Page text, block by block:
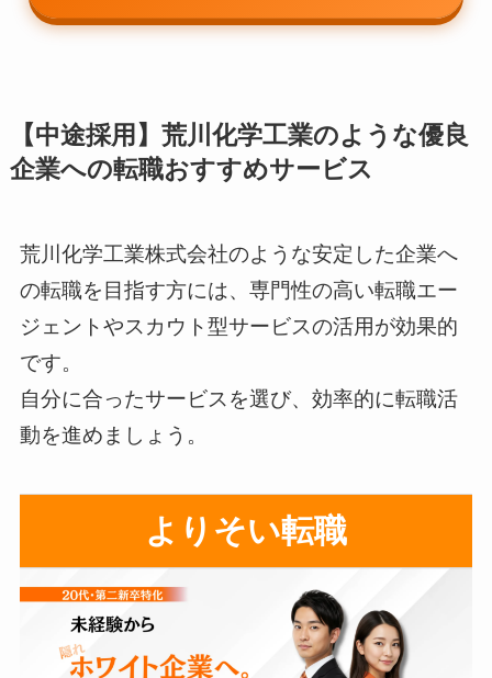
【中途採用】荒川化学工業のような優良
企業への転職おすすめサービス
荒川化学工業株式会社のような安定した企業へ
の転職を目指す方には、専門性の高い転職エー
ジェントやスカウト型サービスの活用が効果的
です。
自分に合ったサービスを選び、効率的に転職活
動を進めましょう。
よりそい転職